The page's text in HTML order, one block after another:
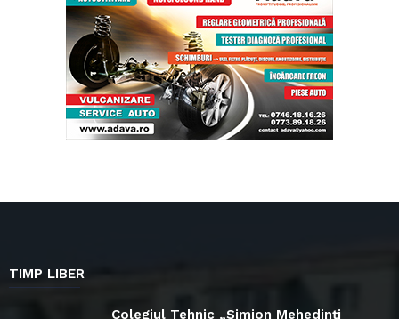
TIMP LIBER
Colegiul Tehnic „Simion Mehedinți